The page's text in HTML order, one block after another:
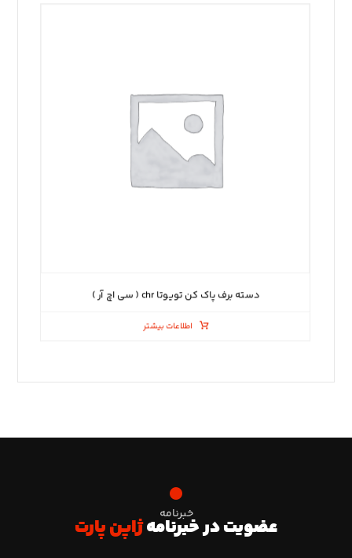
دسته برف پاک کن تویوتا chr ( سی اچ آر )
اطلاعات بیشتر
خبرنامه
عضویت در خبرنامهژاپن پارت